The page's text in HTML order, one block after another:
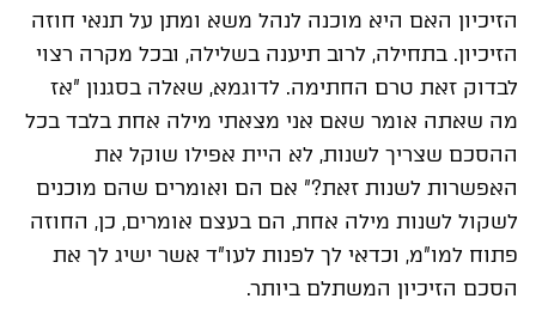
הזיכיון האם היא מוכנה לנהל משא ומתן על תנאי חוזה
הזיכיון. בתחילה, לרוב תיענה בשלילה, ובכל מקרה רצוי
לבדוק זאת טרם החתימה. לדוגמא, שאלה בסגנון "אז
מה שאתה אומר שאם אני מצאתי מילה אחת בלבד בכל
ההסכם שצריך לשנות, לא היית אפילו שוקל את
האפשרות לשנות זאת?" אם הם ואומרים שהם מוכנים
לשקול לשנות מילה אחת, הם בעצם אומרים, כן, החוזה
פתוח למו"מ, וכדאי לך לפנות לעו"ד אשר ישיג לך את
הסכם הזיכיון המשתלם ביותר.